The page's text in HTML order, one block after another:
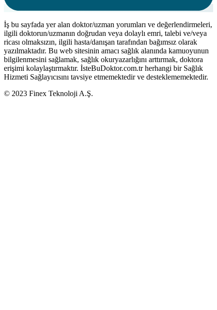
İş bu sayfada yer alan doktor/uzman yorumları ve değerlendirmeleri,
ilgili doktorun/uzmanın doğrudan veya dolaylı emri, talebi ve/veya
ricası olmaksızın, ilgili hasta/danışan tarafından bağımsız olarak
yazılmaktadır. Bu web sitesinin amacı sağlık alanında kamuoyunun
bilgilenmesini sağlamak, sağlık okuryazarlığını arttırmak, doktora
erişimi kolaylaştırmaktır. İsteBuDoktor.com.tr herhangi bir Sağlık
Hizmeti Sağlayıcısını tavsiye etmemektedir ve desteklememektedir.
© 2023 Finex Teknoloji A.Ş.